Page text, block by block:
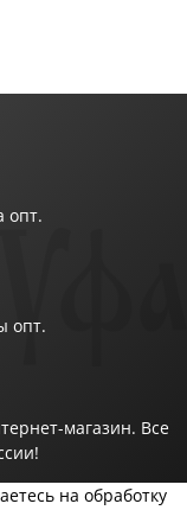
опт.
опт.
магазин. Все
на обработку